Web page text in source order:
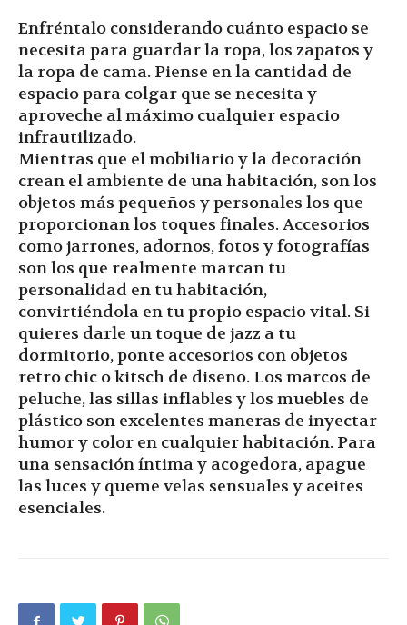
Enfréntalo considerando cuánto espacio se
necesita para guardar la ropa, los zapatos y
la ropa de cama. Piense en la cantidad de
espacio para colgar que se necesita y
aproveche al máximo cualquier espacio
infrautilizado.
Mientras que el mobiliario y la decoración
crean el ambiente de una habitación, son los
objetos más pequeños y personales los que
proporcionan los toques finales. Accesorios
como jarrones, adornos, fotos y fotografías
son los que realmente marcan tu
personalidad en tu habitación,
convirtiéndola en tu propio espacio vital. Si
quieres darle un toque de jazz a tu
dormitorio, ponte accesorios con objetos
retro chic o kitsch de diseño. Los marcos de
peluche, las sillas inflables y los muebles de
plástico son excelentes maneras de inyectar
humor y color en cualquier habitación. Para
una sensación íntima y acogedora, apague
las luces y queme velas sensuales y aceites
esenciales.